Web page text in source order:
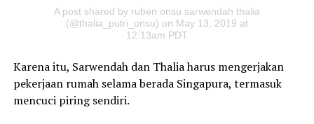
A post shared by ruben onsu sarwendah thalia
(@thalia_putri_onsu) on May 13, 2019 at
12:13am PDT
Karena itu, Sarwendah dan Thalia harus mengerjakan
pekerjaan rumah selama berada Singapura, termasuk
mencuci piring sendiri.